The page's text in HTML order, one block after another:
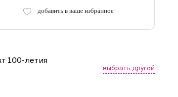
добавить в ваше избранное
100-летия
выбрать другой